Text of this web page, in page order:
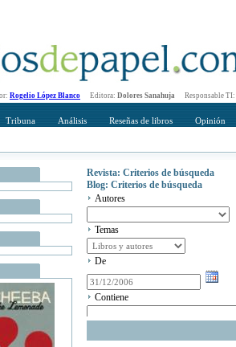
Rogelio López Blanco Editora: Dolores Sanahuja Responsable TI:
Tribuna Análisis Reseñas de libros Opinión
Revista: Criterios de búsqueda
Blog: Criterios de búsqueda
Autores
Temas
De
Contiene